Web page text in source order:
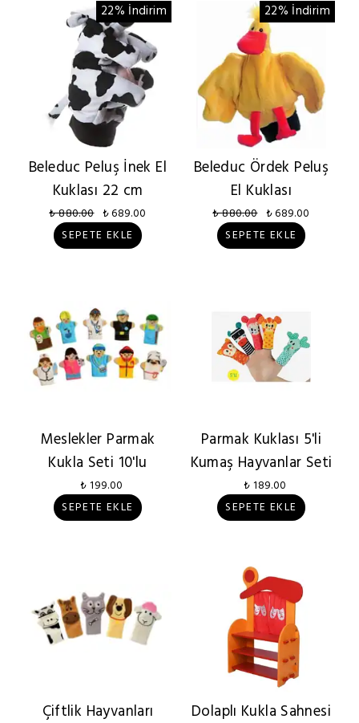
22% İndirim
Beleduc Peluş İnek El
Kuklası 22 cm
₺ 880.00 ₺ 689.00
SEPETE EKLE
22% İndirim
Beleduc Ördek Peluş
El Kuklası
₺ 880.00 ₺ 689.00
SEPETE EKLE
Meslekler Parmak
Kukla Seti 10'lu
₺ 199.00
SEPETE EKLE
Parmak Kuklası 5'li
Kumaş Hayvanlar Seti
₺ 189.00
SEPETE EKLE
Çiftlik Hayvanları
Dolaplı Kukla Sahnesi